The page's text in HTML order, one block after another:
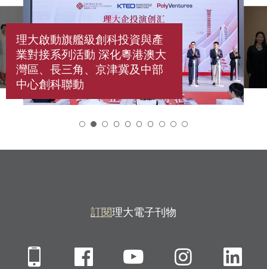
理大啟動旗艦級創科投資與產
業對接系列活動 深化粵港澳大
灣區、長三角、京津冀及中部
中心創科聯動
訂閱理大電子刊物
Mobile FacebookYouTube